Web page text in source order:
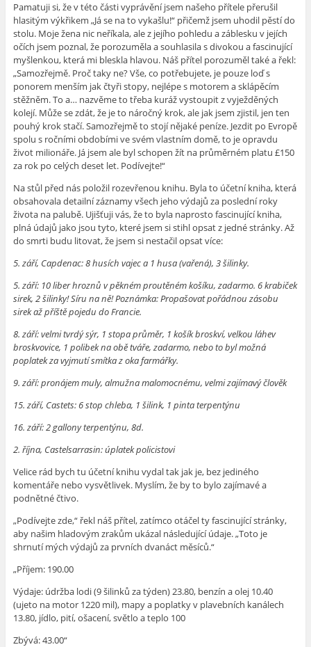
Pamatuji si, že v této části vyprávění jsem našeho přítele přerušil
hlasitým výkřikem „Já se na to vykašlu!“ přičemž jsem uhodil pěstí do
stolu. Moje žena nic neříkala, ale z jejího pohledu a záblesku v jejích
očích jsem poznal, že porozuměla a souhlasila s divokou a fascinující
myšlenkou, která mi bleskla hlavou. Náš přítel porozuměl také a řekl:
„Samozřejmě. Proč taky ne? Vše, co potřebujete, je pouze loď s
ponorem menším jak čtyři stopy, nejlépe s motorem a sklápěcím
stěžněm. To a… nazvěme to třeba kuráž vystoupit z vyježděných
kolejí. Může se zdát, že je to náročný krok, ale jak jsem zjistil, jen ten
pouhý krok stačí. Samozřejmě to stojí nějaké peníze. Jezdit po Evropě
spolu s ročními obdobími ve svém vlastním domě, to je opravdu
život milionáře. Já jsem ale byl schopen žít na průměrném platu £150
za rok po celých deset let. Podívejte!“
Na stůl před nás položil rozevřenou knihu. Byla to účetní kniha, která
obsahovala detailní záznamy všech jeho výdajů za poslední roky
života na palubě. Ujišťuji vás, že to byla naprosto fascinující kniha,
plná údajů jako jsou tyto, které jsem si stihl opsat z jedné stránky. Až
do smrti budu litovat, že jsem si nestačil opsat více:
5. září, Capdenac: 8 husích vajec a 1 husa (vařená), 3 šilinky.
5. září: 10 liber hroznů v pěkném proutěném košíku, zadarmo. 6 krabiček
sirek, 2 šilinky! Síru na ně! Poznámka: Propašovat pořádnou zásobu
sirek až příště pojedu do Francie.
8. září: velmi tvrdý sýr, 1 stopa průměr, 1 košík broskví, velkou láhev
broskvovice, 1 polibek na obě tváře, zadarmo, nebo to byl možná
poplatek za vyjmutí smítka z oka farmářky.
9. září: pronájem muly, almužna malomocnému, velmi zajímavý člověk
15. září, Castets: 6 stop chleba, 1 šilink, 1 pinta terpentýnu
16. září: 2 gallony terpentýnu, 8d.
2. října, Castelsarrasin: úplatek policistovi
Velice rád bych tu účetní knihu vydal tak jak je, bez jediného
komentáře nebo vysvětlivek. Myslím, že by to bylo zajímavé a
podnětné čtivo.
„Podívejte zde,“ řekl náš přítel, zatímco otáčel ty fascinující stránky,
aby našim hladovým zrakům ukázal následující údaje. „Toto je
shrnutí mých výdajů za prvních dvanáct měsíců.“
„Příjem: 190.00
Výdaje: údržba lodi (9 šilinků za týden) 23.80, benzín a olej 10.40
(ujeto na motor 1220 mil), mapy a poplatky v plavebních kanálech
13.80, jídlo, pití, ošacení, světlo a teplo 100
Zbývá: 43.00“